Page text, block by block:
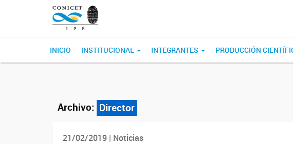
INICIO INSTITUCIONAL INTEGRANTES PRODUCCIÓN
Archivo: Director
21/02/2019 | Noticias